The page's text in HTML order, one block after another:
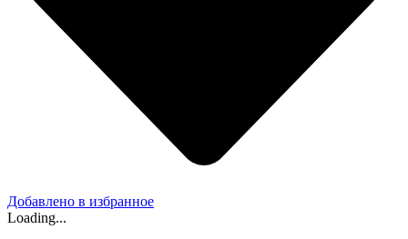
Добавлено в избранное
Loading...